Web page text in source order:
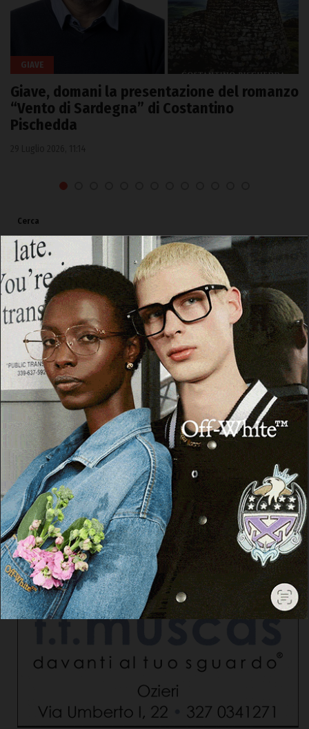
GIAVE
Giave, domani la presentazione del romanzo
“Vento di Sardegna” di Costantino
Pischedda
Cerca
Cerca
Facebook
Threads
Instagram
X YouTube